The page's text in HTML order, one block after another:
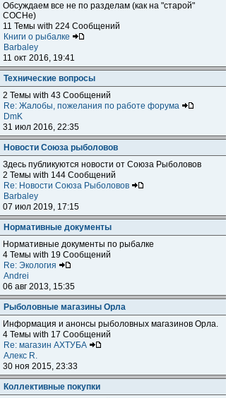
Обсуждаем все не по разделам (как на "старой"
СОСНе)
11 Темы with 224 Сообщений
Книги о рыбалке
Barbaley
11 окт 2016, 19:41
Технические вопросы
2 Темы with 43 Сообщений
Re: Жалобы, пожелания по работе форума
DmK
31 июл 2016, 22:35
Новости Союза рыболовов
Здесь публикуются новости от Союза Рыболовов
2 Темы with 144 Сообщений
Re: Новости Союза Рыболовов
Barbaley
07 июл 2019, 17:15
Нормативные документы
Нормативные документы по рыбалке
4 Темы with 19 Сообщений
Re: Экология
Andrei
06 авг 2013, 15:35
Рыболовные магазины Орла
Информация и анонсы рыболовных магазинов Орла.
4 Темы with 17 Сообщений
Re: магазин АХТУБА
Алекс R.
30 ноя 2015, 23:33
Коллективные покупки